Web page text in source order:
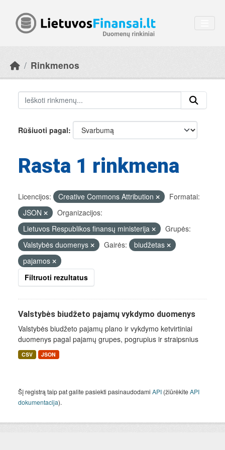
Rinkmenos
Rūšiuoti pagal
Rasta 1 rinkmena
Licencijos: Creative Commons Attribution
Formatai:
JSON
Organizacijos:
Lietuvos Respublikos finansų ministerija
Grupės:
Valstybės duomenys
Gairės:
biudžetas
pajamos
Filtruoti rezultatus
Valstybės biudžeto pajamų vykdymo duomenys
Valstybės biudžeto pajamų plano ir vykdymo ketvirtiniai
duomenys pagal pajamų grupes, pogrupius ir straipsnius
CSV JSON
Šį registrą taip pat galite pasiekti pasinaudodami API (žiūrėkiteAPI
dokumentacija).